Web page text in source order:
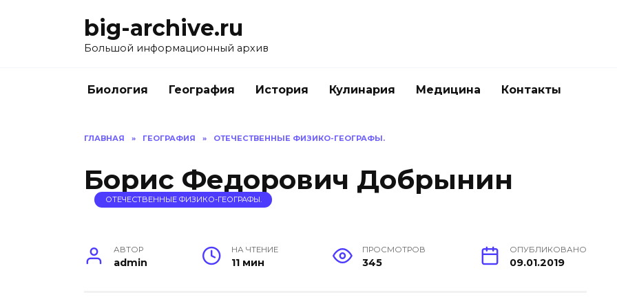
big-archive.ru
Большой информационный архив
Биология География История Кулинария Медицина Контакты
ГЛАВНАЯ » ГЕОГРАФИЯ » ОТЕЧЕСТВЕННЫЕ ФИЗИКО-ГЕОГРАФЫ.
Борис Федорович Добрынин
ОТЕЧЕСТВЕННЫЕ ФИЗИКО-ГЕОГРАФЫ.
АВТОР
admin
НА ЧТЕНИЕ
11 мин
ПРОСМОТРОВ
345
ОПУБЛИКОВАНО
09.01.2019